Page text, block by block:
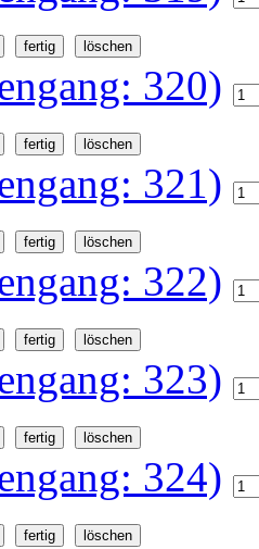
320)
321)
322)
323)
324)